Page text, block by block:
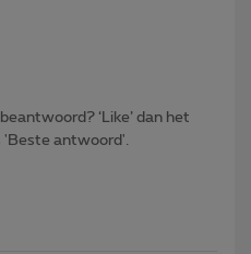
‘Like’ dan het
antwoord'.